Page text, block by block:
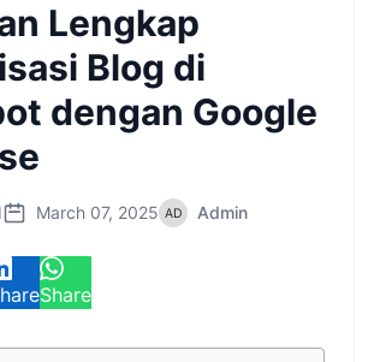
Lengkap
Blog di
dengan Google
March 07, 2025 Admin
Share